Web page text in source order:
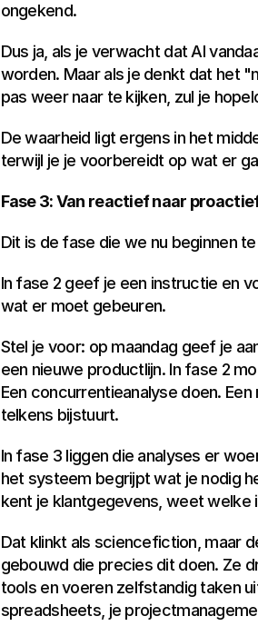
ongekend.
Dus ja, als je verwacht dat AI
worden. Maar als je denkt dat het
pas weer naar te kijken, zul je
De waarheid ligt ergens in het
terwijl je je voorbereidt op wat er
Fase 3: Van reactief naar
Dit is de fase die we nu beginnen
In fase 2 geef je een instructie en
wat er moet gebeuren.
Stel je voor: op maandag geef je
een nieuwe productlijn. In fase 2
Een concurrentieanalyse doen.
telkens bijstuurt.
In fase 3 liggen die analyses er
het systeem begrijpt wat je nodig
kent je klantgegevens, weet welke
Dat klinkt als sciencefiction, maar
gebouwd die precies dit doen. Ze
tools en voeren zelfstandig taken
spreadsheets, je